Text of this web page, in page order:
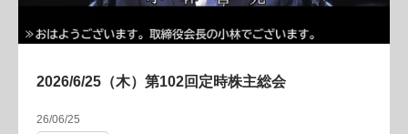
2026/6/25（木）第102回定時株主総会
26/06/25